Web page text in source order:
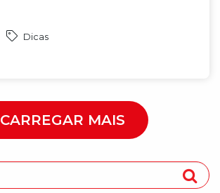
Dicas
CARREGAR MAIS